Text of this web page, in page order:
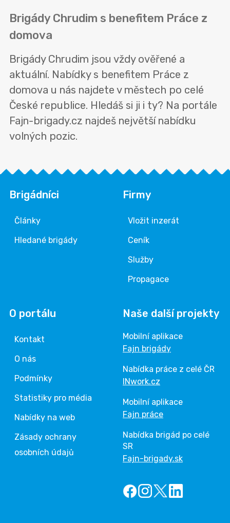
Brigády Chrudim s benefitem Práce z
domova
Brigády Chrudim jsou vždy ověřené a
aktuální. Nabídky s benefitem Práce z
domova u nás najdete v městech po celé
České republice. Hledáš si ji i ty? Na portále
Fajn-brigady.cz najdeš největší nabídku
volných pozic.
Brigádníci
Články
Hledané brigády
Firmy
Vložit inzerát
Ceník
Služby
Propagace
O portálu
Kontakt
O nás
Podmínky
Statistiky pro média
Nabídky na web
Zásady ochrany
osobních údajů
Naše další projekty
Mobilní aplikace
Fajn brigády
Nabídka práce z celé ČR
INwork.cz
Mobilní aplikace
Fajn práce
Nabídka brigád po celé
SR
Fajn-brigady.sk